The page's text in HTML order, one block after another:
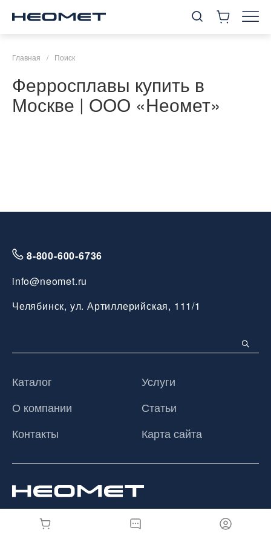
Главная / Поиск
Ферросплавы купить в
Москве | ООО «Неомет»
8-800-600-6736
info@neomet.ru
Челябинск, ул. Артиллерийская, 111/1
Каталог
Услуги
О компании
Статьи
Контакты
Карта сайта
© 2026 ООО «Неомет», Все права защищены